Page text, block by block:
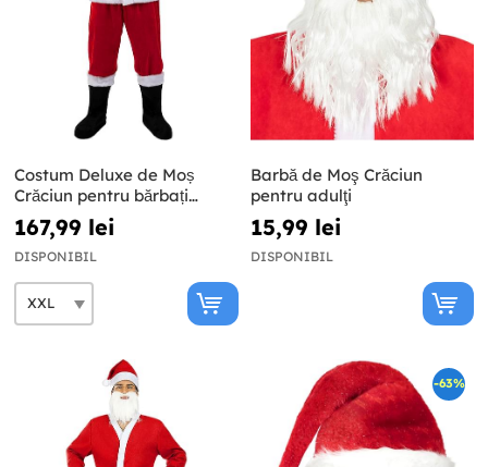
Costum Deluxe de Moș
Crăciun pentru bărbați
mărimi mari
167,99 lei
DISPONIBIL
Barbă de Moş Crăciun
pentru adulţi
15,99 lei
DISPONIBIL
-63%